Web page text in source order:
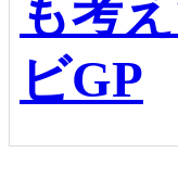
も考
ビGP